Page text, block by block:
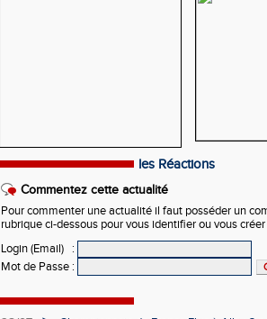
les Réactions
Commentez cette actualité
Pour commenter une actualité il faut posséder un
rubrique ci-dessous pour vous identifier ou vous
Login (Email)
:
Mot de Passe :